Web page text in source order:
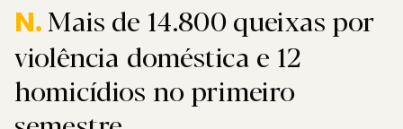
N.Mais de 14.800 queixas por
violência doméstica e 12
homicídios no primeiro